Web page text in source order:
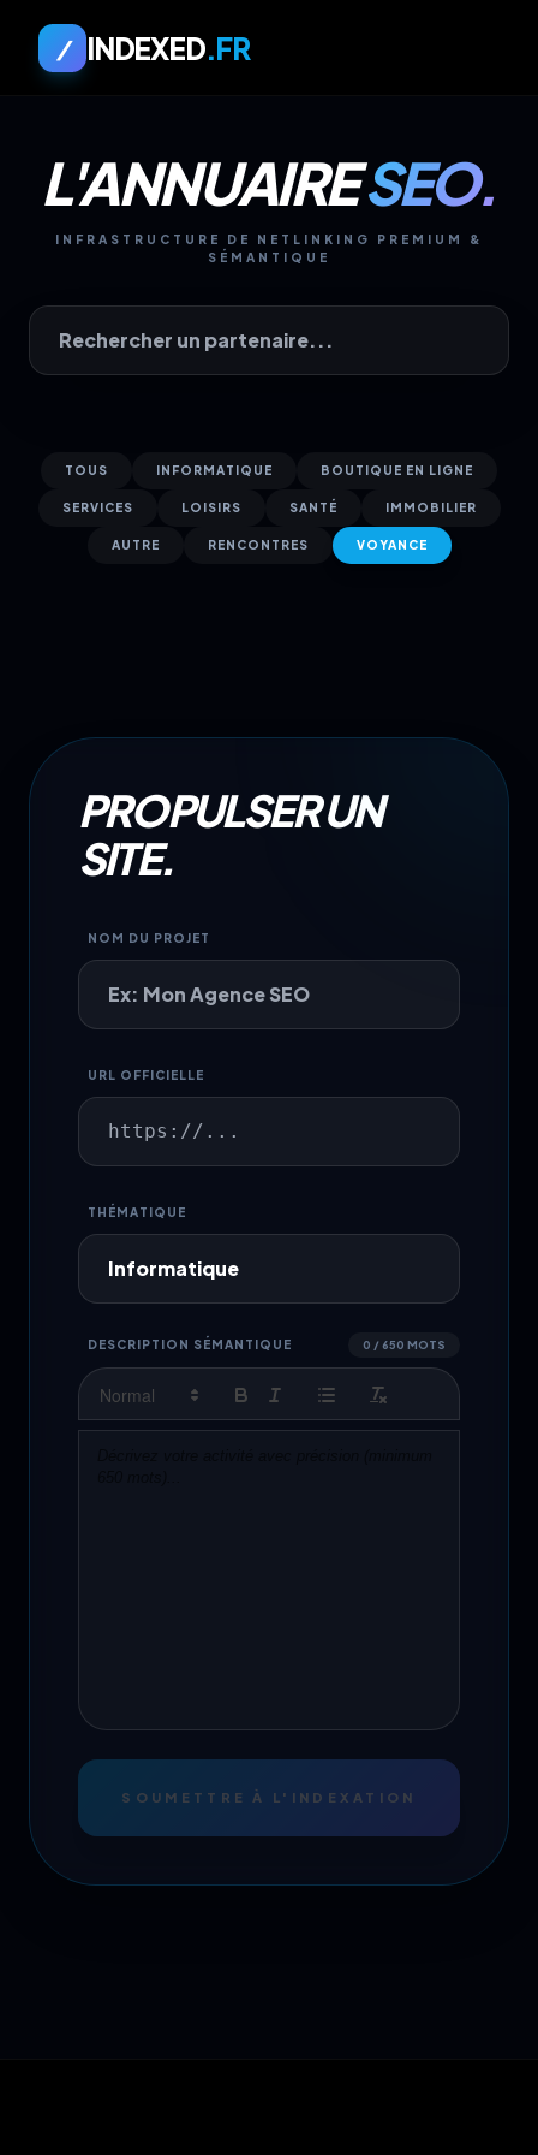
/ INDEXED.FR
L'ANNUAIRESEO.
INFRASTRUCTURE DE NETLINKING PREMIUM &
SÉMANTIQUE
TOUS INFORMATIQUE BOUTIQUE EN LIGNE
SERVICES LOISIRS SANTÉ IMMOBILIER
AUTRE RENCONTRES VOYANCE
PROPULSER UN
SITE.
NOM DU PROJET
URL OFFICIELLE
THÉMATIQUE
DESCRIPTION SÉMANTIQUE 0 / 650 MOTS
SOUMETTRE À L'INDEXATION